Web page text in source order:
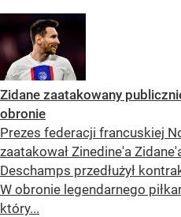
Zidane zaatakowany
obronie
Prezes federacji francuskiej
zaatakował Zinedine'a
Deschamps przedłużył
W obronie legendarnego
który...